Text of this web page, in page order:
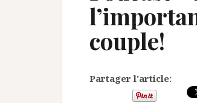
couple!
Partager l'article: